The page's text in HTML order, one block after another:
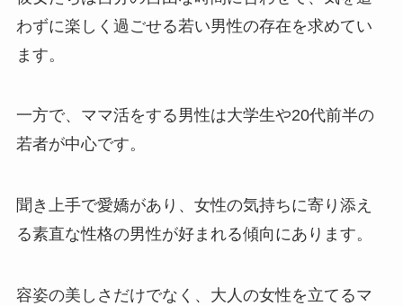
わずに楽しく過ごせる若い男性の存在を求めてい
ます。
一方で、ママ活をする男性は大学生や20代前半の
若者が中心です。
聞き上手で愛嬌があり、女性の気持ちに寄り添え
る素直な性格の男性が好まれる傾向にあります。
容姿の美しさだけでなく、大人の女性を立てるマ